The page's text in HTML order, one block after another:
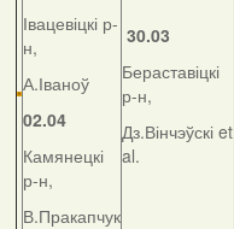
Івацевіцкі р-
н,
А.Іваноў
02.04
Камянецкі
р-н,
В.Пракапчук
30.03
Бераставіцкі
р-н,
Дз.Вінчэўскі et
al.